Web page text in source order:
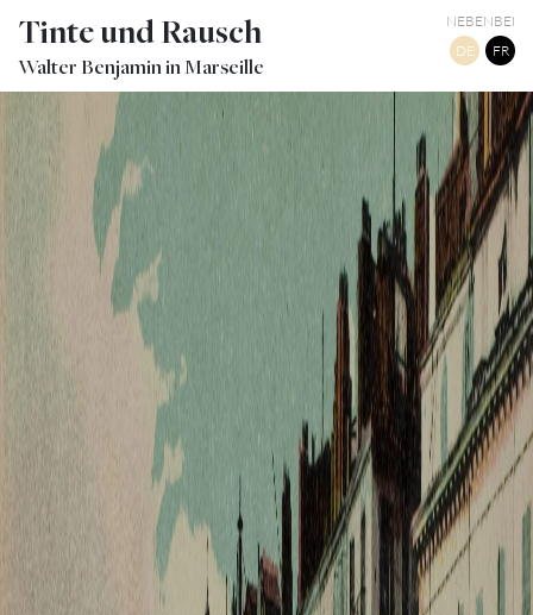
Tinte und Rausch
Walter Benjamin in Marseille
NEBENBEI
DE
FR